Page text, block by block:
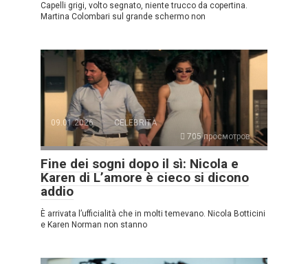
Capelli grigi, volto segnato, niente trucco da copertina.
Martina Colombari sul grande schermo non
09.01.2026
CELEBRITÀ
705 просмотров
Fine dei sogni dopo il sì: Nicola e
Karen di L’amore è cieco si dicono
addio
È arrivata l’ufficialità che in molti temevano. Nicola Botticini
e Karen Norman non stanno